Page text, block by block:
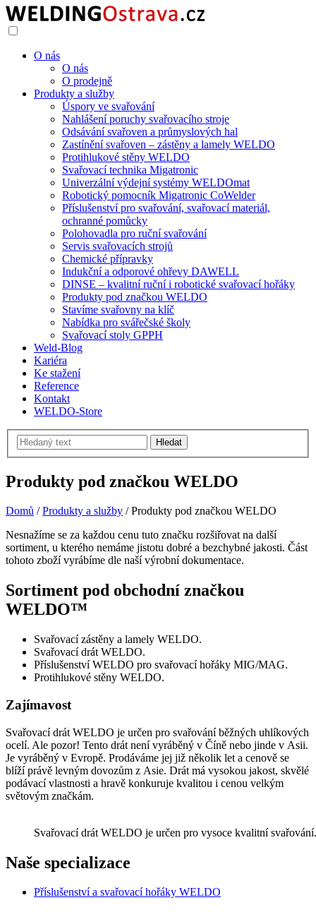
O nás
O nás
O prodejně
Produkty a služby
Úspory ve svařování
Nahlášení poruchy svařovacího stroje
Odsávání svařoven a průmyslových hal
Zastínění svařoven – zástěny a lamely WELDO
Protihlukové stěny WELDO
Svařovací technika Migatronic
Univerzální výdejní systémy WELDOmat
Robotický pomocník Migatronic CoWelder
Příslušenství pro svařování, svařovací materiál,
ochranné pomůcky
Polohovadla pro ruční svařování
Servis svařovacích strojů
Chemické přípravky
Indukční a odporové ohřevy DAWELL
DINSE – kvalitní ruční i robotické svařovací hořáky
Produkty pod značkou WELDO
Stavíme svařovny na klíč
Nabídka pro svářečské školy
Svařovací stoly GPPH
Weld-Blog
Kariéra
Ke stažení
Reference
Kontakt
WELDO-Store
Hledat
Produkty pod značkou WELDO
Domů /Produkty a služby /Produkty pod značkou WELDO
Nesnažíme se za každou cenu tuto značku rozšiřovat na další
sortiment, u kterého nemáme jistotu dobré a bezchybné jakosti. Část
tohoto zboží vyrábíme dle naší výrobní dokumentace.
Sortiment pod obchodní značkou
WELDO™
Svařovací zástěny a lamely WELDO.
Svařovací drát WELDO.
Příslušenství WELDO pro svařovací hořáky MIG/MAG.
Protihlukové stěny WELDO.
Zajímavost
Svařovací drát WELDO je určen pro svařování běžných uhlíkových
ocelí. Ale pozor! Tento drát není vyráběný v Číně nebo jinde v Asii.
Je vyráběný v Evropě. Prodáváme jej již několik let a cenově se
blíží právě levným dovozům z Asie. Drát má vysokou jakost, skvělé
podávací vlastnosti a hravě konkuruje kvalitou i cenou velkým
světovým značkám.
Svařovací drát WELDO je určen pro vysoce kvalitní svařování.
Naše specializace
Příslušenství a svařovací hořáky WELDO